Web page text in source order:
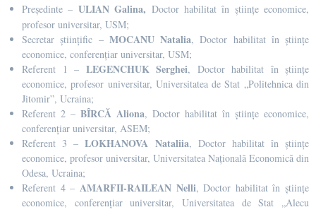
Președinte – ULIAN Galina, Doctor habilitat în științe economice,
profesor universitar, USM;
Secretar științific – MOCANU Natalia, Doctor habilitat în științe
economice, conferențiar universitar, USM;
Referent 1 – LEGENCHUK Serghei, Doctor habilitat în științe
economice, profesor universitar, Universitatea de Stat „Politehnica din
Jitomir”, Ucraina;
Referent 2 – BÎRCĂ Aliona, Doctor habilitat în științe economice,
conferențiar universitar, ASEM;
Referent 3 –LOKHANOVA Nataliia, Doctor habilitat în științe
economice, profesor universitar, Universitatea Națională Economică din
Odesa, Ucraina;
Referent 4 – AMARFII-RAILEAN Nelli, Doctor habilitat în științe
economice, conferențiar universitar, Universitatea de Stat „Alecu